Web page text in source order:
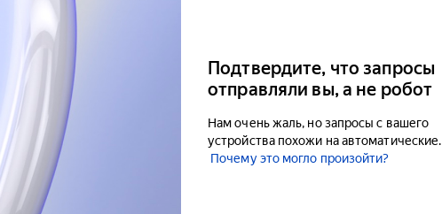
Подтвердите, что запросы
отправляли вы, а не робот
Нам очень жаль, но запросы с вашего
устройства похожи на автоматические.
Почему это могло произойти?